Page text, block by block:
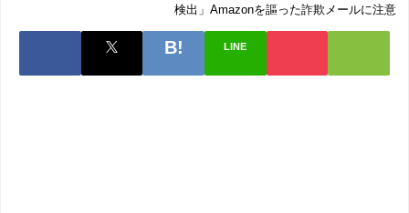
検出」Amazonを謳った詐欺メールに注意
LINE